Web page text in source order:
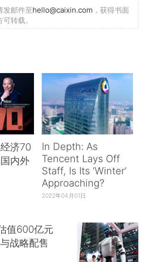
发邮件至hello@caixin.com ，获得书面
转载。
济70
内外
In Depth: As
Tencent Lays Off
Staff, Is Its ‘Winter’
Approaching?
2022年04月01日
值600亿元
战略配售